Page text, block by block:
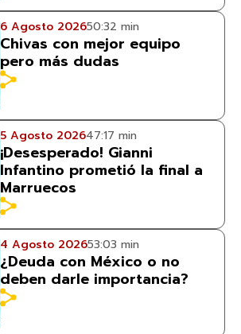
6 Agosto 202650:32 min
Chivas con mejor equipo
pero más dudas
5 Agosto 202647:17 min
¡Desesperado! Gianni
Infantino prometió la final a
Marruecos
4 Agosto 202653:03 min
¿Deuda con México o no
deben darle importancia?